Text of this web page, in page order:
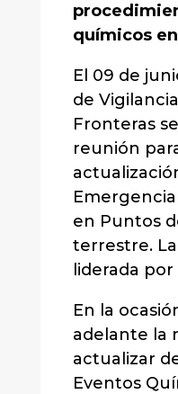
químicos
El 09 de
de
Fronteras
reunión
en Puntos
terrestre.
liderada
En la
adelante la
actualizar
Eventos